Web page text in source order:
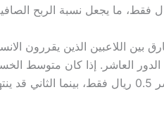
بين اللاعبين الذين يقررون